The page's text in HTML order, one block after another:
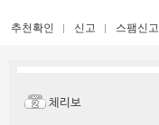
추천확인 신고 스팸신고
체리보